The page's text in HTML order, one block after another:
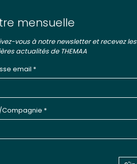
mensuelle
vous à notre newsletter et recevez les
actualités de THEMAA
email *
Compagnie *